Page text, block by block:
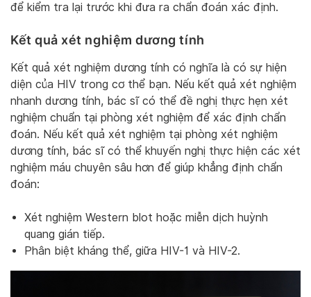
để kiểm tra lại trước khi đưa ra chẩn đoán xác định.
Kết quả xét nghiệm dương tính
Kết quả xét nghiệm dương tính có nghĩa là có sự hiện
diện của HIV trong cơ thể bạn. Nếu kết quả xét nghiệm
nhanh dương tính, bác sĩ có thể đề nghị thực hẹn xét
nghiệm chuẩn tại phòng xét nghiệm để xác định chẩn
đoán. Nếu kết quả xét nghiệm tại phòng xét nghiệm
dương tính, bác sĩ có thể khuyến nghị thực hiện các xét
nghiệm máu chuyên sâu hơn để giúp khẳng định chẩn
đoán:
Xét nghiệm Western blot hoặc miễn dịch huỳnh
quang gián tiếp.
Phân biệt kháng thể, giữa HIV-1 và HIV-2.